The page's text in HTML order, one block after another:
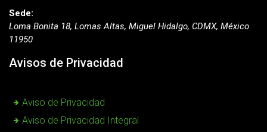
Sede:
Loma Bonita 18, Lomas Altas, Miguel Hidalgo, CDMX, México
11950
Avisos de Privacidad
Aviso de Privacidad
Aviso de Privacidad Integral